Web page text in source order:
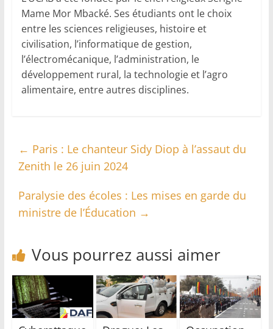
Mame Mor Mbacké. Ses étudiants ont le choix
entre les sciences religieuses, histoire et
civilisation, l’informatique de gestion,
l’électromécanique, l’administration, le
développement rural, la technologie et l’agro
alimentaire, entre autres disciplines.
← Paris : Le chanteur Sidy Diop à l’assaut du
Zenith le 26 juin 2024
Paralysie des écoles : Les mises en garde du
ministre de l’Éducation →
Vous pourrez aussi aimer